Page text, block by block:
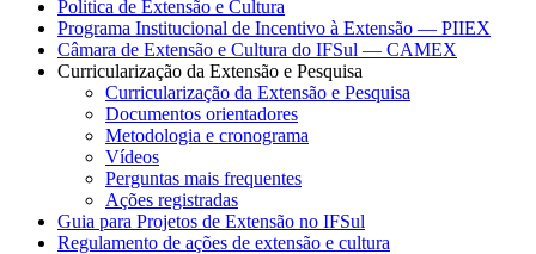
Politica de Extensão e Cultura
Programa Institucional de Incentivo à Extensão — PIIEX
Câmara de Extensão e Cultura do IFSul — CAMEX
Curricularização da Extensão e Pesquisa
Curricularização da Extensão e Pesquisa
Documentos orientadores
Metodologia e cronograma
Vídeos
Perguntas mais frequentes
Ações registradas
Guia para Projetos de Extensão no IFSul
Regulamento de ações de extensão e cultura